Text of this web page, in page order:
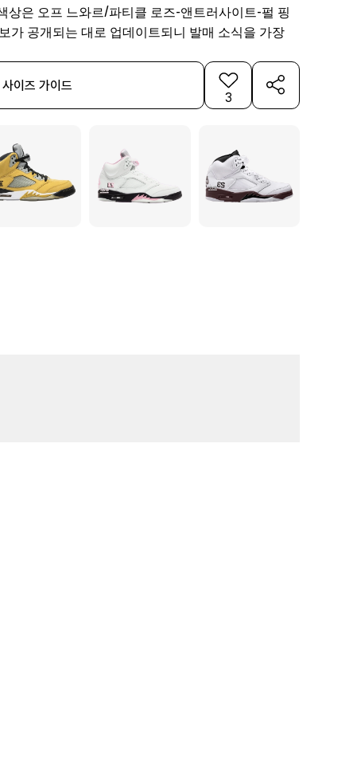
색상은 오프 느와르/파티클 로즈-앤트러사이트-펄 핑
가 공개되는 대로 업데이트되니 발매 소식을 가장
사이즈 가이드
3